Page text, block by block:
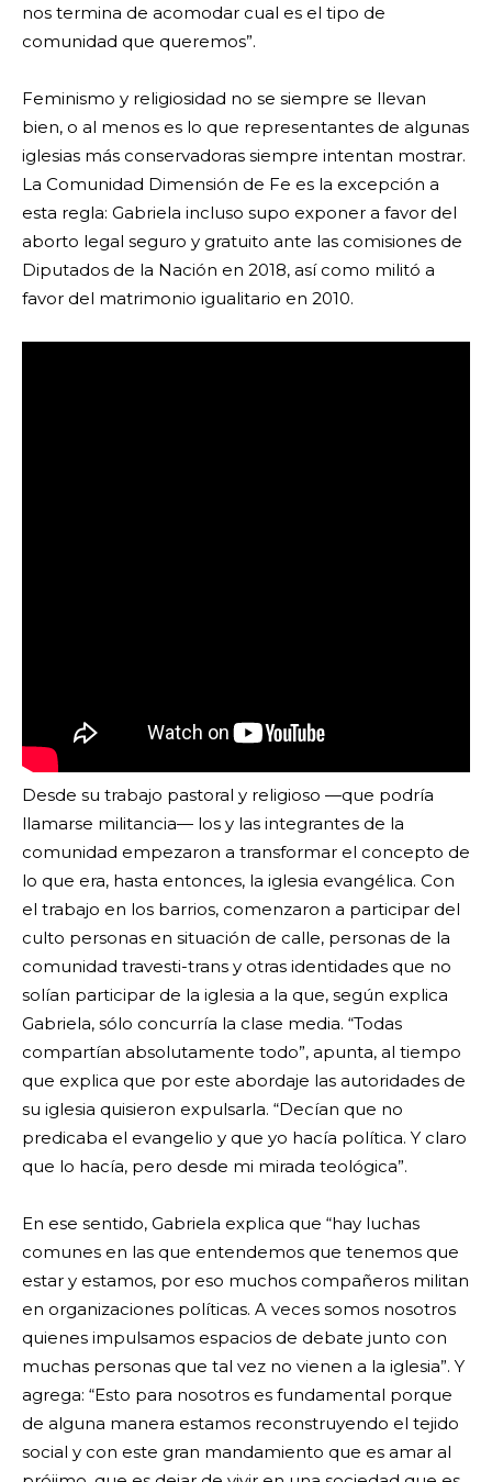
nos termina de acomodar cual es el tipo de
comunidad que queremos”.
Feminismo y religiosidad no se siempre se llevan
bien, o al menos es lo que representantes de algunas
iglesias más conservadoras siempre intentan mostrar.
La Comunidad Dimensión de Fe es la excepción a
esta regla: Gabriela incluso supo exponer a favor del
aborto legal seguro y gratuito ante las comisiones de
Diputados de la Nación en 2018, así como militó a
favor del matrimonio igualitario en 2010.
Desde su trabajo pastoral y religioso —que podría
llamarse militancia— los y las integrantes de la
comunidad empezaron a transformar el concepto de
lo que era, hasta entonces, la iglesia evangélica. Con
el trabajo en los barrios, comenzaron a participar del
culto personas en situación de calle, personas de la
comunidad travesti-trans y otras identidades que no
solían participar de la iglesia a la que, según explica
Gabriela, sólo concurría la clase media. “Todas
compartían absolutamente todo”, apunta, al tiempo
que explica que por este abordaje las autoridades de
su iglesia quisieron expulsarla. “Decían que no
predicaba el evangelio y que yo hacía política. Y claro
que lo hacía, pero desde mi mirada teológica”.
En ese sentido, Gabriela explica que “hay luchas
comunes en las que entendemos que tenemos que
estar y estamos, por eso muchos compañeros militan
en organizaciones políticas. A veces somos nosotros
quienes impulsamos espacios de debate junto con
muchas personas que tal vez no vienen a la iglesia”. Y
agrega: “Esto para nosotros es fundamental porque
de alguna manera estamos reconstruyendo el tejido
social y con este gran mandamiento que es amar al